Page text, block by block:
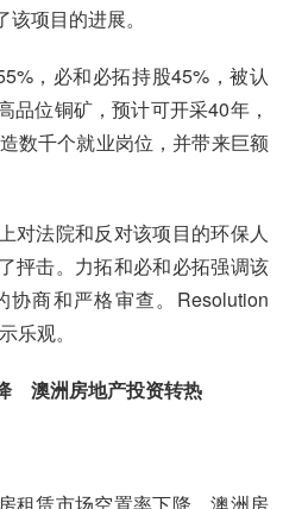
项目的进展。
，必和必拓持股45%，被认
品位铜矿，预计可开采40年，
数千个就业岗位，并带来巨额
对法院和反对该项目的环保人
抨击。力拓和必和必拓强调该
商和严格审查。Resolution
乐观。
澳洲房地产投资转热
租赁市场空置率下降，澳洲房